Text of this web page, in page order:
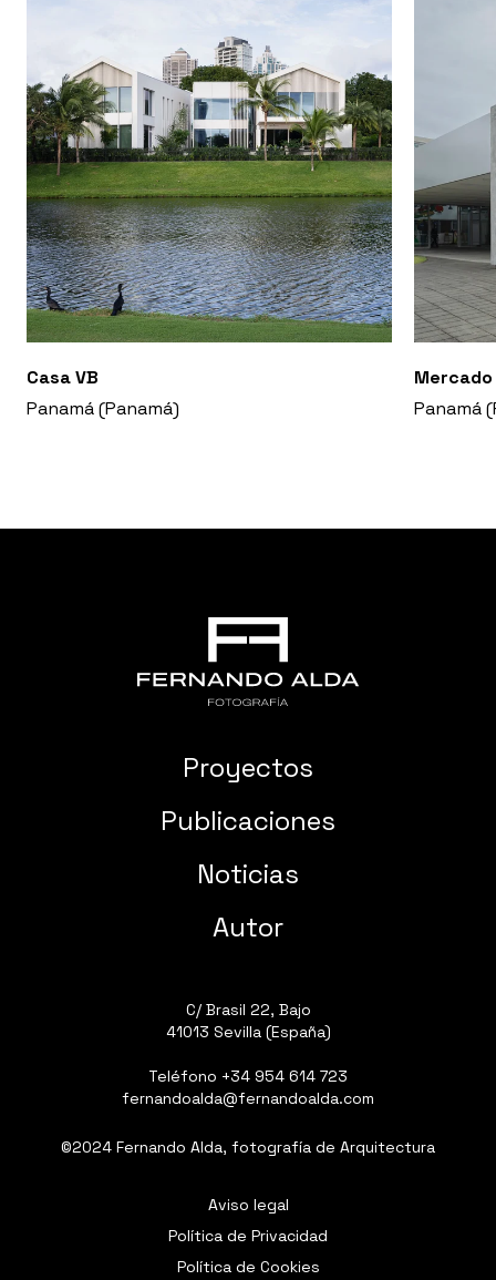
Casa VB
Panamá (Panamá)
Mercado
Panamá
Proyectos
Publicaciones
Noticias
Autor
C/ Brasil 22, Bajo
41013 Sevilla (España)
Teléfono +34 954 614 723
fernandoalda@fernandoalda.com
©2024 Fernando Alda, fotografía de Arquitectura
Aviso legal
Política de Privacidad
Política de Cookies